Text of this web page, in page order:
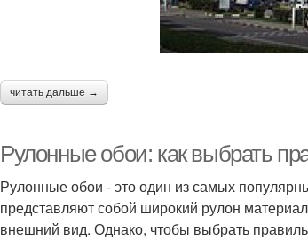
читать дальше →
Рулонные обои: как выбрать
Рулонные обои - это один из самых
представляют собой широкий рулон
внешний вид. Однако, чтобы выбрать